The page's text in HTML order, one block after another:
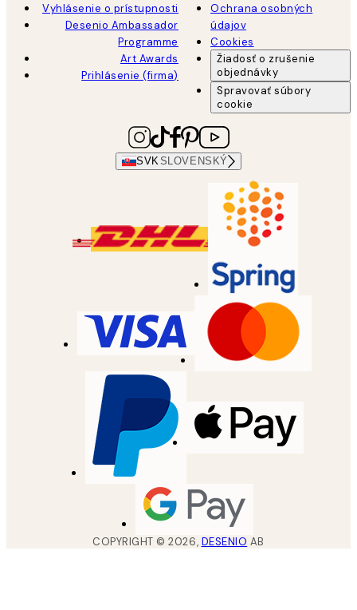
Vyhlásenie o prístupnosti
Desenio Ambassador
Programme
Art Awards
Prihlásenie (firma)
Ochrana osobných
údajov
Cookies
Žiadosť o zrušenie
objednávky
Spravovať súbory
cookie
SVKSLOVENSKÝ
COPYRIGHT ©2026, DESENIO AB